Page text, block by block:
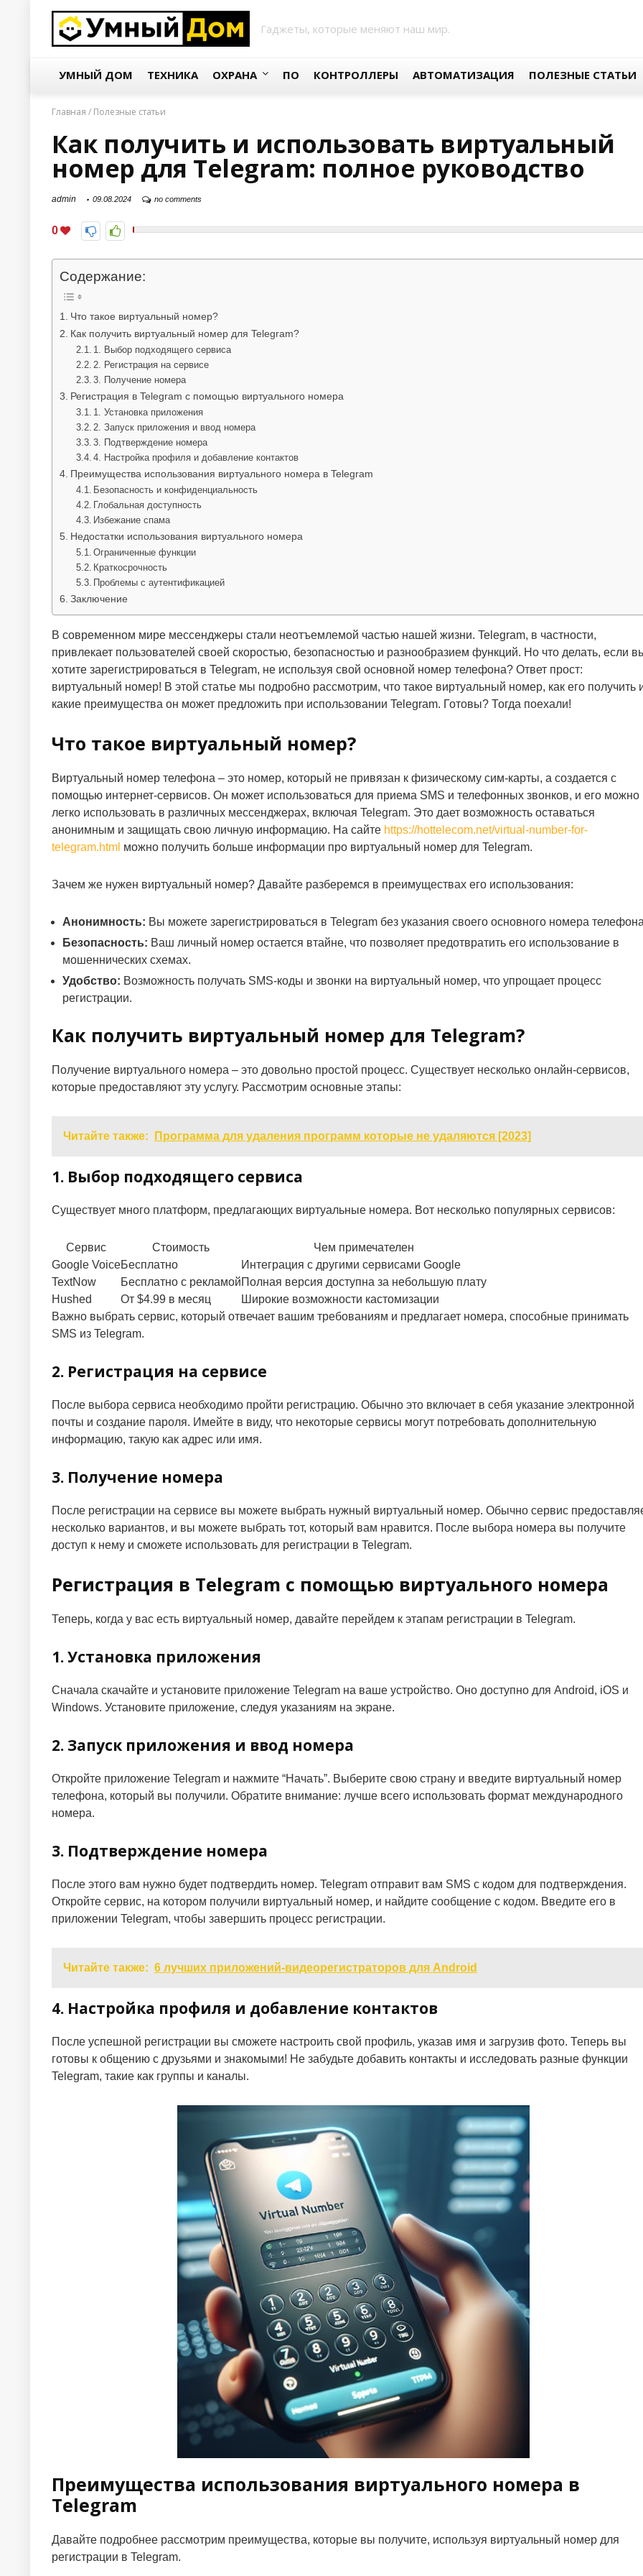
Гаджеты, которые меняют наш мир.
УМНЫЙ ДОМ ТЕХНИКА ОХРАНА ПО КОНТРОЛЛЕРЫ АВТОМАТИЗАЦИЯ ПОЛЕЗНЫЕ СТАТЬИ
Главная / Полезные статьи
Как получить и использовать виртуальный
номер для Telegram: полное руководство
admin 09.08.2024 no comments
0
Содержание:
Что такое виртуальный номер?
Как получить виртуальный номер для Telegram?
1. Выбор подходящего сервиса
2. Регистрация на сервисе
3. Получение номера
Регистрация в Telegram с помощью виртуального номера
1. Установка приложения
2. Запуск приложения и ввод номера
3. Подтверждение номера
4. Настройка профиля и добавление контактов
Преимущества использования виртуального номера в Telegram
Безопасность и конфиденциальность
Глобальная доступность
Избежание спама
Недостатки использования виртуального номера
Ограниченные функции
Краткосрочность
Проблемы с аутентификацией
Заключение
В современном мире мессенджеры стали неотъемлемой частью нашей жизни. Telegram, в частности,
привлекает пользователей своей скоростью, безопасностью и разнообразием функций. Но что делать, если
хотите зарегистрироваться в Telegram, не используя свой основной номер телефона? Ответ прост:
виртуальный номер! В этой статье мы подробно рассмотрим, что такое виртуальный номер, как его получить
какие преимущества он может предложить при использовании Telegram. Готовы? Тогда поехали!
Что такое виртуальный номер?
Виртуальный номер телефона – это номер, который не привязан к физическому сим-карты, а создается с
помощью интернет-сервисов. Он может использоваться для приема SMS и телефонных звонков, и его можно
легко использовать в различных мессенджерах, включая Telegram. Это дает возможность оставаться
анонимным и защищать свою личную информацию. На сайте https://hottelecom.net/virtual-number-for-
telegram.html можно получить больше информации про виртуальный номер для Telegram.
Зачем же нужен виртуальный номер? Давайте разберемся в преимуществах его использования:
Анонимность: Вы можете зарегистрироваться в Telegram без указания своего основного номера
Безопасность: Ваш личный номер остается втайне, что позволяет предотвратить его использование в
мошеннических схемах.
Удобство: Возможность получать SMS-коды и звонки на виртуальный номер, что упрощает процесс
регистрации.
Как получить виртуальный номер для Telegram?
Получение виртуального номера – это довольно простой процесс. Существует несколько онлайн-сервисов,
которые предоставляют эту услугу. Рассмотрим основные этапы:
Читайте также: Программа для удаления программ которые не удаляются [2023]
1. Выбор подходящего сервиса
Существует много платформ, предлагающих виртуальные номера. Вот несколько популярных сервисов:
Сервис Стоимость
Чем примечателен
Google VoiceБесплатно
Интеграция с другими сервисами Google
TextNow
Бесплатно с рекламойПолная версия доступна за небольшую плату
Hushed
От $4.99 в месяц
Широкие возможности кастомизации
Важно выбрать сервис, который отвечает вашим требованиям и предлагает номера, способные принимать
SMS из Telegram.
2. Регистрация на сервисе
После выбора сервиса необходимо пройти регистрацию. Обычно это включает в себя указание электронной
почты и создание пароля. Имейте в виду, что некоторые сервисы могут потребовать дополнительную
информацию, такую как адрес или имя.
3. Получение номера
После регистрации на сервисе вы можете выбрать нужный виртуальный номер. Обычно сервис
несколько вариантов, и вы можете выбрать тот, который вам нравится. После выбора номера вы получите
доступ к нему и сможете использовать для регистрации в Telegram.
Регистрация в Telegram с помощью виртуального номера
Теперь, когда у вас есть виртуальный номер, давайте перейдем к этапам регистрации в Telegram.
1. Установка приложения
Сначала скачайте и установите приложение Telegram на ваше устройство. Оно доступно для Android, iOS и
Windows. Установите приложение, следуя указаниям на экране.
2. Запуск приложения и ввод номера
Откройте приложение Telegram и нажмите “Начать”. Выберите свою страну и введите виртуальный номер
телефона, который вы получили. Обратите внимание: лучше всего использовать формат международного
номера.
3. Подтверждение номера
После этого вам нужно будет подтвердить номер. Telegram отправит вам SMS с кодом для подтверждения.
Откройте сервис, на котором получили виртуальный номер, и найдите сообщение с кодом. Введите его в
приложении Telegram, чтобы завершить процесс регистрации.
Читайте также: 6 лучших приложений-видеорегистраторов для Android
4. Настройка профиля и добавление контактов
После успешной регистрации вы сможете настроить свой профиль, указав имя и загрузив фото. Теперь вы
готовы к общению с друзьями и знакомыми! Не забудьте добавить контакты и исследовать разные функции
Telegram, такие как группы и каналы.
Преимущества использования виртуального номера в
Telegram
Давайте подробнее рассмотрим преимущества, которые вы получите, используя виртуальный номер для
регистрации в Telegram.